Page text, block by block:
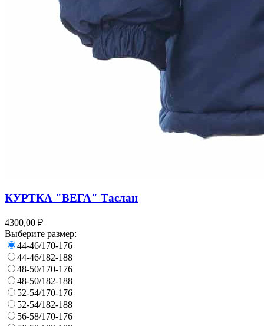
КУРТКА "ВЕГА" Таслан
4300,00 ₽
Выберите размер:
44-46/170-176
44-46/182-188
48-50/170-176
48-50/182-188
52-54/170-176
52-54/182-188
56-58/170-176